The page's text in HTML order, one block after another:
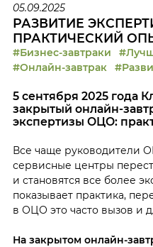
05.09.2025
РАЗВИТИЕ
ПРАКТИЧЕСКИЙ
#Бизнес-завтраки
#Онлайн-завтрак
5 сентября 2025 года
закрытый онлайн-
экспертизы ОЦО:
Все чаще руководители
сервисные центры
и становятся все более
показывает практика,
в ОЦО это часто вызов и
На закрытом онлайн-